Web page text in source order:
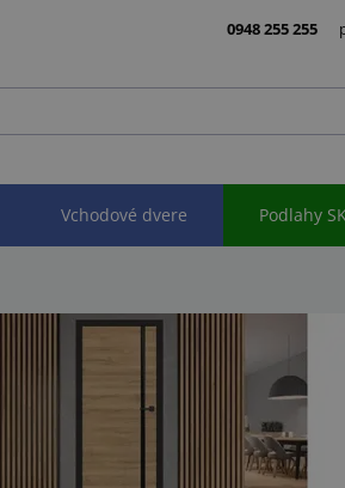
0948 255 255
Vchodové dvere Podlahy